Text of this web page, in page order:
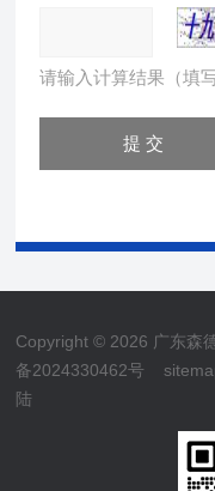
请输入计算结果（填
Copyright © 2026 广东森
备2024330462号
陆